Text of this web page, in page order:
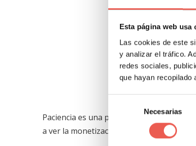
Esta página web usa
Las cookies de este
y analizar el tráfico.
redes sociales,
que hayan recopilado
consentimiento
Necesarias
Paciencia es una palabra clave.El éxito
a ver la monetización que las redes